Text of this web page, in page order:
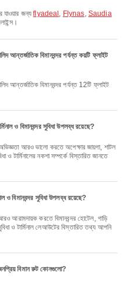
যাওয়ার জন্যflyadeal , Flynas, Saudia
আন্তর্জাতিক বিমানবন্দর পর্যন্ত কয়টি ফ্লাইট
ও বিমানবন্দর সুবিধা উপলব্ধ রয়েছে?
টার্মিনালের নকশা সম্পর্কে বিস্তারিত জানতে
ও বিমানবন্দর সুবিধা উপলব্ধ রয়েছে?
ও টার্মিনাল লেআউটের বিস্তারিত তথ্য আপনি
বিমান রুট কোনগুলো?